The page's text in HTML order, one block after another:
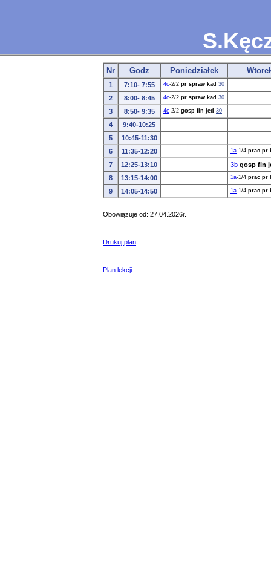
Nr Godz Poniedziałek
1 7:10- 7:55 4c-2/2 pr spraw kad 30
2 8:00- 8:45 4c-2/2 pr spraw kad 30
3 8:50- 9:35 4c-2/2 gosp fin jed 30
4
9:40-10:25
5
10:45-11:30
6
11:35-12:20 1a-1/4 prac pr
7 12:25-13:10 3b gosp fin
8
13:15-14:00 1a-1/4 prac pr
9 14:05-14:50 1a-1/4 prac pr
Obowiązuje od: 27.04.2026r.
Drukuj plan
Plan lekcji